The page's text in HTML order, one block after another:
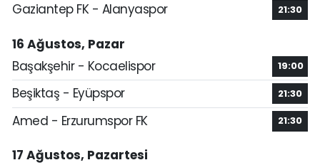
Gaziantep FK - Alanyaspor 21:30
16 Ağustos, Pazar
Başakşehir - Kocaelispor
19:00
Beşiktaş - Eyüpspor 21:30
Amed - Erzurumspor FK 21:30
17 Ağustos, Pazartesi